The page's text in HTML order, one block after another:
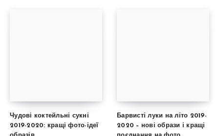
Чудові коктейльні сукні
2019-2020: кращі фото-ідеї
Барвисті луки на літо 2019-
2020 – нові образи і кращі